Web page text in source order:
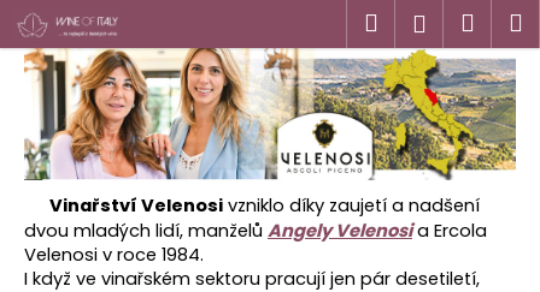
Přejít
na
obsah
Hledat
košík
Vinařství Velenosi vzniklo díky zaujetí a nadšení
dvou mladých lidí, manželů Angely Velenosia Ercola
Velenosi v roce 1984.
I když ve vinařském sektoru pracují jen pár desetiletí,
K
o Zpět
Zpět
C
o
p
o
t